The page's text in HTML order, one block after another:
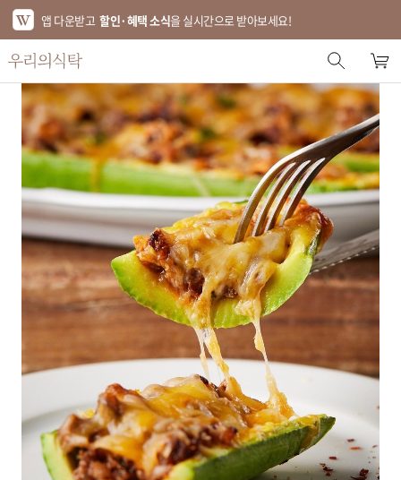
앱 다운받고 할인·혜택 소식을 실시간으로 받아보세요!
스토어 홈
에디터 추천
한정특가
베스트
신상품
기획전
브랜드
푸드
키친
리빙
가전